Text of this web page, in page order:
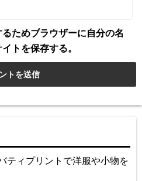
ためブラウザーに自分の名
トを保存する。
ティプリントで洋服や小物を